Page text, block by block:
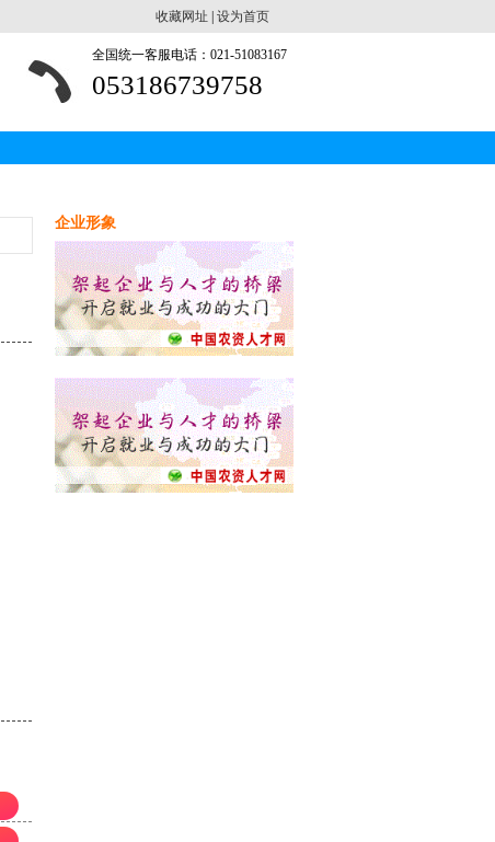
收藏网址 设为首页
全国统一客服电话：021-51083167
053186739758
企业形象